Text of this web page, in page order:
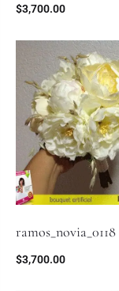
$3,700.00
ramos_novia_0118
$3,700.00